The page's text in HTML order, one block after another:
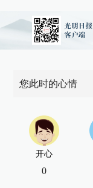
您此时的心情
开心
0